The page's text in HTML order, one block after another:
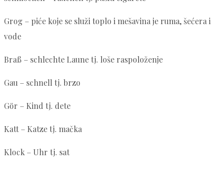
Grog – piće koje se služi toplo i mešavina je ruma, šećera i
vode
Braß – schlechte Laune tj. loše raspoloženje
Gau – schnell tj. brzo
Gör – Kind tj. dete
Katt – Katze tj. mačka
Klock – Uhr tj. sat